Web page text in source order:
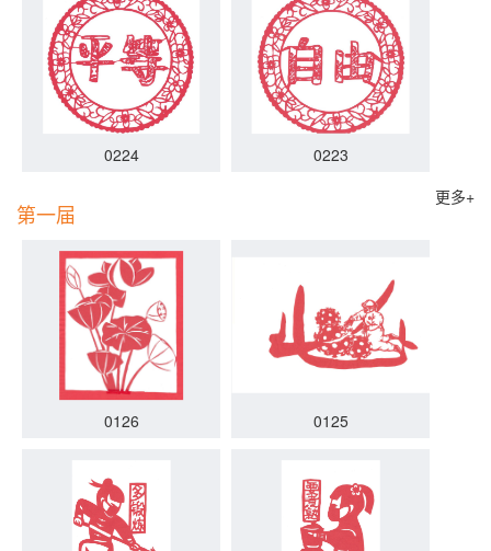
0224 0223
第一届
更多+
0126 0125